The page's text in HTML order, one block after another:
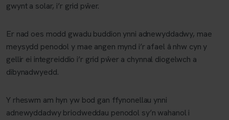
gwynt a solar, i’r grid pŵer.
Er nad oes modd gwadu buddion ynni adnewyddadwy, mae
meysydd penodol y mae angen mynd i’r afael â nhw cyn y
gellir ei integreiddio i’r grid pŵer a chynnal diogelwch a
dibynadwyedd.
Y rheswm am hyn yw bod gan ffynonellau ynni
adnewyddadwy briodweddau penodol sy’n wahanol i